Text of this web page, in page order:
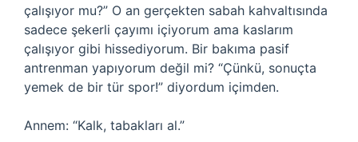
çalışıyor mu?” O an gerçekten sabah kahvaltısında
sadece şekerli çayımı içiyorum ama kaslarım
çalışıyor gibi hissediyorum. Bir bakıma pasif
antrenman yapıyorum değil mi? “Çünkü, sonuçta
yemek de bir tür spor!” diyordum içimden.
Annem: “Kalk, tabakları al.”